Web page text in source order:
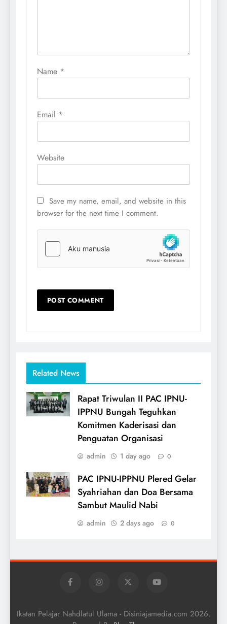
Name *
Email *
Website
Save my name, email, and website in this
browser for the next time I comment.
Related News
Rapat Triwulan II PAC IPNU-
IPPNU Bungah Teguhkan
Komitmen Kaderisasi dan
Penguatan Organisasi
admin 1 day ago 0
PAC IPNU-IPPNU Plered Gelar
Syahriahan dan Doa Bersama
Sambut Maulid Nabi
admin 2 days ago 0
Ikatan Pelajar Nahdlatul Ulama - Disiniajamedia.com 2026.